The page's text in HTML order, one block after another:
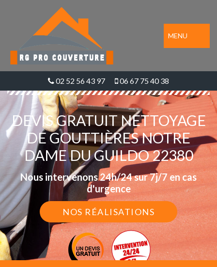
MENU
02 52 56 43 97 06 67 75 40 38
DEVIS GRATUIT NETTOYAGE
DE GOUTTIÈRES NOTRE
DAME DU GUILDO 22380
Nous intervenons 24h/24 sur 7j/7 en cas
d'urgence
NOS RÉALISATIONS